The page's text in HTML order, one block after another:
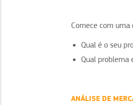
Comece com uma
Qual é o seu
Qual problema
ANÁLISE DE